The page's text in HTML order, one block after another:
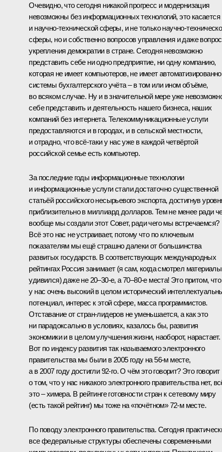
Очевидно, что сегодня никакой прогресс и модернизация
невозможны без информационных технологий, это касается
и научно-технической сферы, и не только научно-
сферы, но и собственно вопросов управления и даже
укрепления демократии в стране. Сегодня невозможно
представить себе ни одно предприятие, ни одну компанию,
которая не имеет компьютеров, не имеет
системы бухгалтерского учёта – в том или ином объёме,
во всяком случае. Ну и в значительной мере уже
себе представить и деятельность нашего бизнеса, наших
компаний без интернета. Телекоммуникационные услуги
предоставляются и в городах, и в сельской местности,
и отрадно, что всё‑таки у нас уже в каждой четвёртой
российской семье есть компьютер.
За последние годы информационные технологии
и информационные услуги стали достаточно существенной
статьёй российского несырьевого экспорта, достигнув
приблизительно в миллиард долларов. Тем не менее ради
вообще мы создали этот Совет, ради чего мы встречаемся?
Всё это нас не устраивает, потому что по ключевым
показателям мы ещё страшно далеки от большинства
развитых государств. В соответствующих международных
рейтингах Россия занимает (я сам, когда смотрел
удивился) даже не 20–30-е, а 70–80-е места! Это притом, что
у нас очень высокий в целом исторический
потенциал, интерес к этой сфере, масса программистов.
Отставание от стран-лидеров не уменьшается, а как это
ни парадоксально в условиях, казалось бы, развития
экономики и в целом улучшения жизни, наоборот, нарастает.
Вот по индексу развития так называемого электронного
правительства мы были в 2005 году на 56-м месте,
а в 2007 году достигли 92-го. О чём это говорит? Это говорит
о том, что у нас никакого электронного правительства нет,
это – химера. В рейтинге готовности стран к сетевому миру
(есть такой рейтинг) мы тоже на «почётном» 72-м месте.
По поводу электронного правительства. Сегодня
все федеральные структуры обеспечены современными